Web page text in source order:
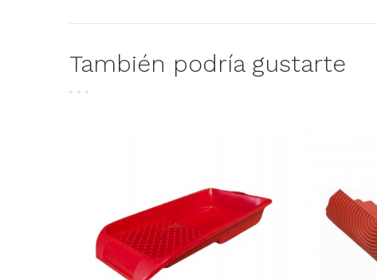
También podría gustarte